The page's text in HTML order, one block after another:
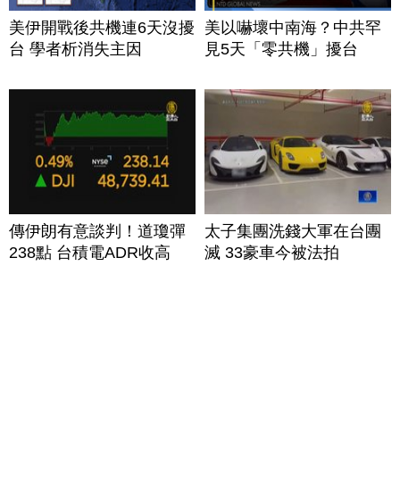
美伊開戰後共機連6天沒擾
台 學者析消失主因
美以嚇壞中南海？中共罕
見5天「零共機」擾台
傳伊朗有意談判！道瓊彈
238點 台積電ADR收高
太子集團洗錢大軍在台團
滅 33豪車今被法拍